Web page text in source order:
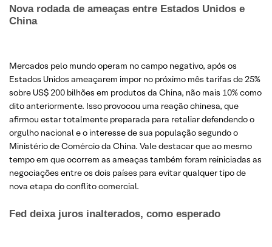
Nova rodada de ameaças entre Estados Unidos e
China
Mercados pelo mundo operam no campo negativo, após os
Estados Unidos ameaçarem impor no próximo mês tarifas de 25%
sobre US$ 200 bilhões em produtos da China, não mais 10% como
dito anteriormente. Isso provocou uma reação chinesa, que
afirmou estar totalmente preparada para retaliar defendendo o
orgulho nacional e o interesse de sua população segundo o
Ministério de Comércio da China. Vale destacar que ao mesmo
tempo em que ocorrem as ameaças também foram reiniciadas as
negociações entre os dois países para evitar qualquer tipo de
nova etapa do conflito comercial.
Fed deixa juros inalterados, como esperado